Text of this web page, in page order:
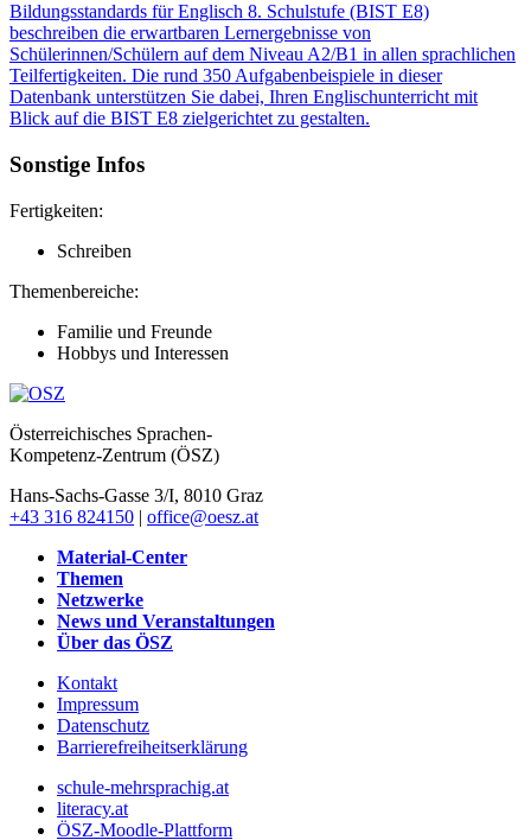
Bildungsstandards für Englisch 8. Schulstufe (BIST E8)
beschreiben die erwartbaren Lernergebnisse von
Schülerinnen/Schülern auf dem Niveau A2/B1 in allen sprachlichen
Teilfertigkeiten. Die rund 350 Aufgabenbeispiele in dieser
Datenbank unterstützen Sie dabei, Ihren Englischunterricht mit
Blick auf die BIST E8 zielgerichtet zu gestalten.
Sonstige Infos
Fertigkeiten:
Schreiben
Themenbereiche:
Familie und Freunde
Hobbys und Interessen
Österreichisches Sprachen-
Kompetenz-Zentrum (ÖSZ)
Hans-Sachs-Gasse 3/I, 8010 Graz
+43 316 824150 | office@oesz.at
Material-Center
Themen
Netzwerke
News und Veranstaltungen
Über das ÖSZ
Kontakt
Impressum
Datenschutz
Barrierefreiheitserklärung
schule-mehrsprachig.at
literacy.at
ÖSZ-Moodle-Plattform